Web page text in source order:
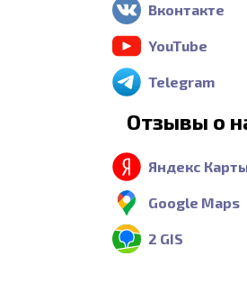
Вконтакте
YouTube
Telegram
Отзывы о
Яндекс
Google Maps
2 GIS